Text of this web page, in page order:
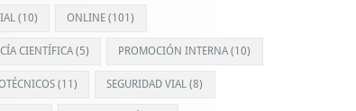
(10) ONLINE (101)
CIENTÍFICA(5) PROMOCIÓN INTERNA (10)
(11) SEGURIDAD VIAL (8)